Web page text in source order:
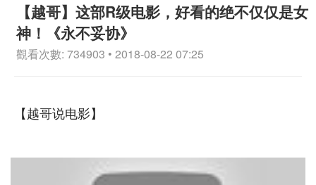
【越哥】这部R级电影，好看的绝不仅仅是女
神！《永不妥协》
觀看次數: 734903 • 2018-08-22 07:25
【越哥说电影】